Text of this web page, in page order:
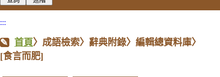
:::
首頁〉成語檢索〉辭典附錄〉編輯總資料庫〉
[食言而肥]